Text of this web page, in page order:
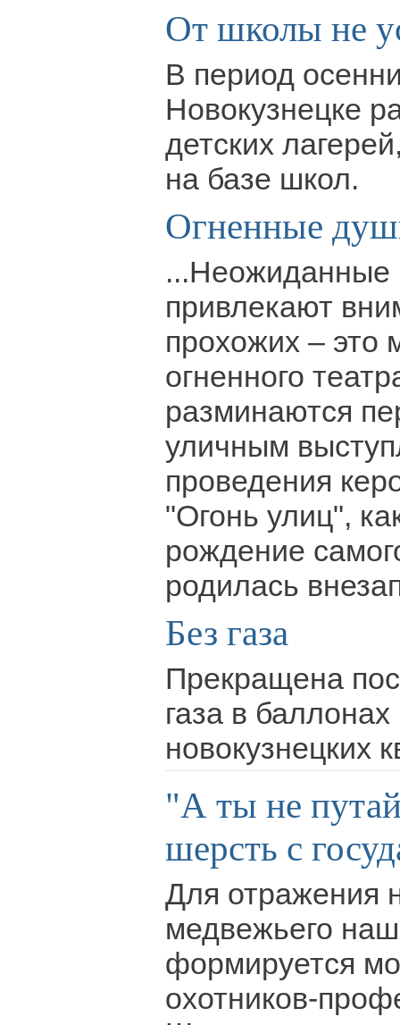
От школы не
В период
Новокузнецке
детских
на базе школ.
Огненные
...Неожиданные
привлекают
прохожих – это
огненного
разминаются
уличным
проведения
"Огонь улиц",
рождение
родилась
Без газа
Прекращена
газа в
новокузнецких
"А ты не
шерсть с
Для отражения
медвежьего
формируется
охотников-